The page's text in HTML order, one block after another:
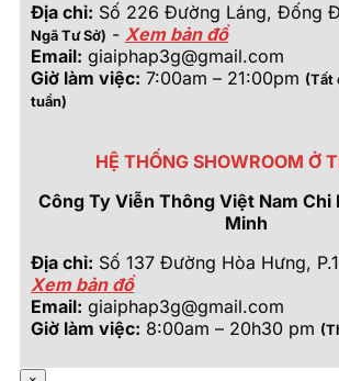
Địa chỉ: Số 226 Đường Láng, Đống
Ngã Tư Sở) - Xem bản đồ
Email: giaiphap3g@gmail.com
Giờ làm việc: 7:00am – 21:00pm (Tất
tuần)
HỆ THỐNG SHOWROOM Ở
Công Ty Viễn Thông Việt Nam Chi
Minh
Địa chỉ: Số 137 Đường Hòa Hưng,
Xem bản đồ
Email: giaiphap3g@gmail.com
Giờ làm việc: 8:00am – 20h30 pm